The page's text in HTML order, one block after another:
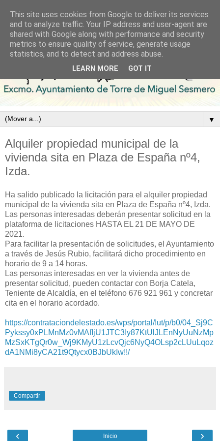
▼
Alquiler propiedad municipal de la
vivienda sita en Plaza de España nº4,
Izda.
Ha salido publicado la licitación para el alquiler propiedad
municipal de la vivienda sita en Plaza de España nº4, Izda.
Las personas interesadas deberán presentar solicitud en la
plataforma de licitaciones HASTA EL 21 DE MAYO DE
2021.
Para facilitar la presentación de solicitudes, el Ayuntamiento
a través de Jesús Rubio, facilitará dicho procedimiento en
horario de 9 a 14 horas.
Las personas interesadas en ver la vivienda antes de
presentar solicitud, pueden contactar con Borja Catela,
Teniente de Alcaldía, en el teléfono 676 921 961 y concretar
cita en el horario acordado.
https://contrataciondelestado.es/wps/portal/!ut/p/b0/04_Sj9C
Pykssy0xPLMnMz0vMAfIjU1JTC3Iy87KtUlJLEnNyUuNzMp
MzSxKTgQr0w_Wj9KMyU1zLcvQjc6NyQ4OLsp2cLUuLqoz
dA1NMi8yCA21t9Qtycx0BJbUkIw!!/
Compartir
‹ ›
Inicio
This site uses cookies from Google to deliver its services
and to analyze traffic. Your IP address and user-agent are
shared with Google along with performance and security
metrics to ensure quality of service, generate usage
statistics, and to detect and address abuse.
LEARN MORE GOT IT